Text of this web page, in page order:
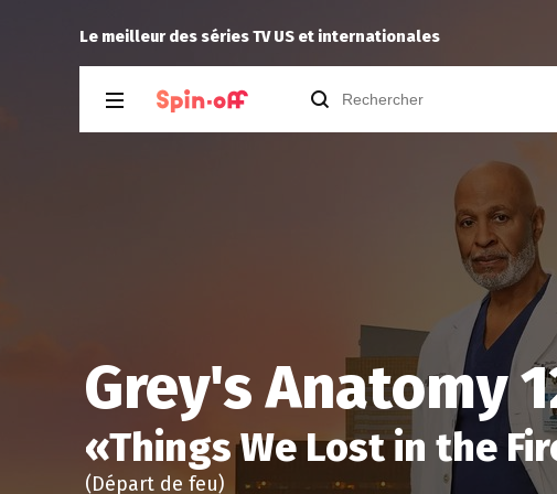
Le meilleur des séries TV US et internationales
Pudaa noté12àIndustry 4.07
Grey's Anatomy
«Things We Lost in the
(Départ de feu)